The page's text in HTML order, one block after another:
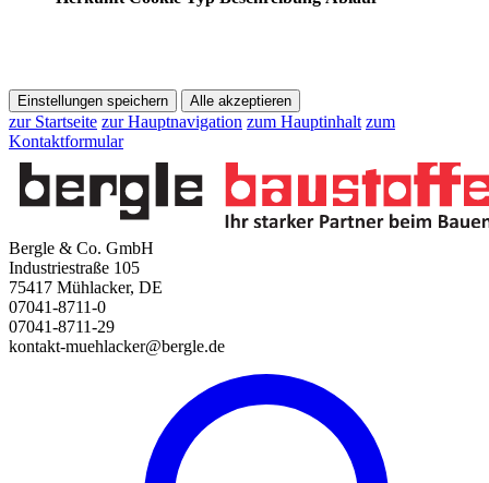
Einstellungen speichern Alle akzeptieren
zur Startseite zur Hauptnavigation zum Hauptinhalt zum
Kontaktformular
Bergle & Co. GmbH
Industriestraße 105
75417 Mühlacker, DE
07041-8711-0
07041-8711-29
kontakt-muehlacker@bergle.de